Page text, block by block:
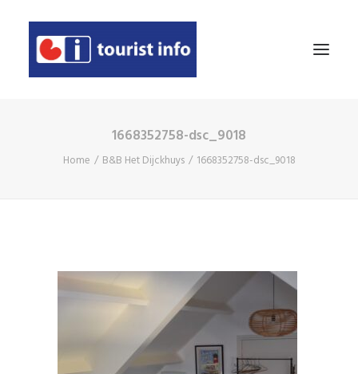
1668352758-dsc_9018
Home B&B Het Dijckhuys 1668352758-dsc_9018